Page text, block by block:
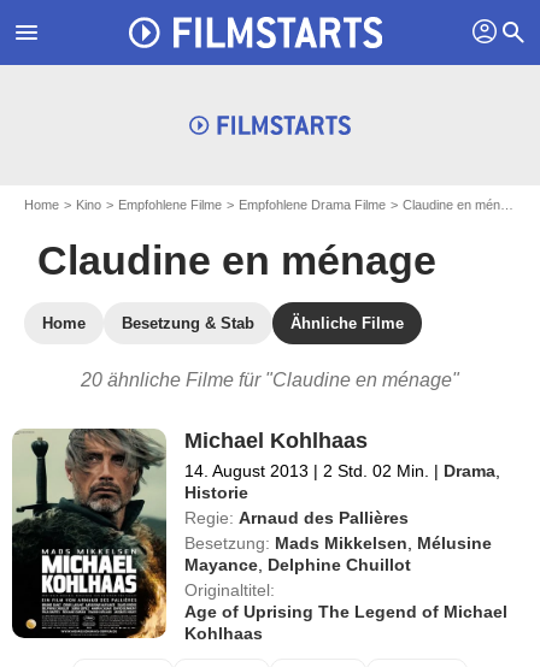
menu profil search
Home Kino Empfohlene Filme Empfohlene Drama Filme Claudine en ménage
Claudine en ménage
Home Besetzung & Stab Ähnliche Filme
20 ähnliche Filme für "Claudine en ménage"
Michael Kohlhaas
14. August 2013 | 2 Std. 02 Min. | Drama
Historie
Regie: Arnaud des Pallières
Besetzung: Mads Mikkelsen
Mélusine
Mayance Delphine Chuillot
Originaltitel:
Age of Uprising The Legend of Michael
Kohlhaas